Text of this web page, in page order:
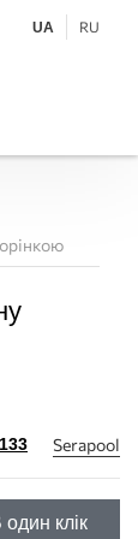
UA RU
Serapool
один клік